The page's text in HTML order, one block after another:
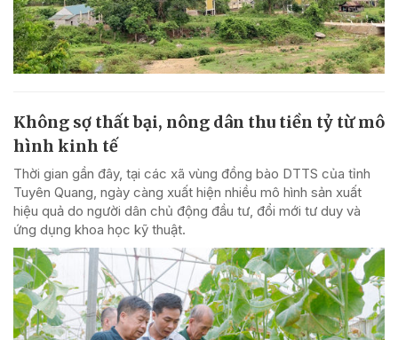
Không sợ thất bại, nông dân thu tiền tỷ từ mô
hình kinh tế
Thời gian gần đây, tại các xã vùng đồng bào DTTS của tỉnh
Tuyên Quang, ngày càng xuất hiện nhiều mô hình sản xuất
hiệu quả do người dân chủ động đầu tư, đổi mới tư duy và
ứng dụng khoa học kỹ thuật.